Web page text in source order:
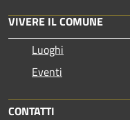
VIVERE IL COMUNE
Luoghi
Eventi
CONTATTI